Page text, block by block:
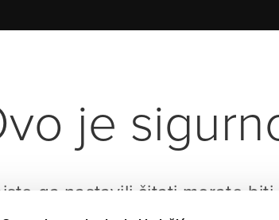
je
ga nastavili čitati morate